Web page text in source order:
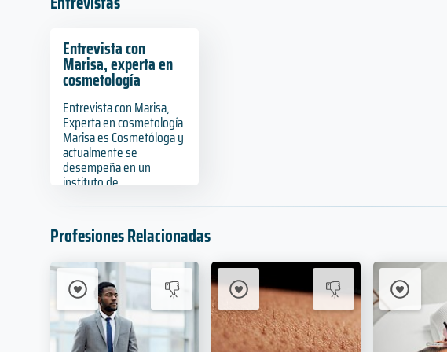
Entrevista con
Marisa, experta en
cosmetología
Entrevista con Marisa,
Experta en cosmetología
Marisa es Cosmetóloga y
actualmente se
desempeña en un
instituto de...
Profesiones Relacionadas